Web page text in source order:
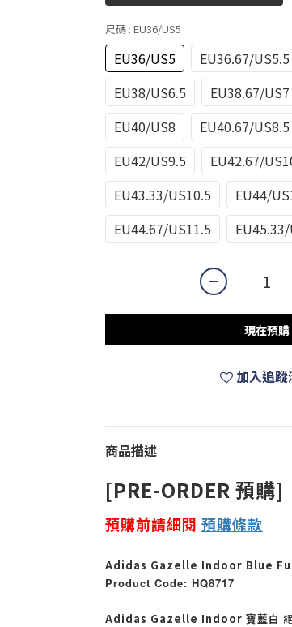
尺碼 : EU36/US5
EU36/US5 EU36.67/US5.5
EU38/US6.5
EU38.67/US7
EU40/US8
EU40.67/US8.5
EU42/US9.5
EU42.67/
EU43.33/US10.5
EU44/
EU44.67/US11.5
現在預購
加入追蹤
商品描述
[PRE-ORDER 預購]
預購前請細閱 預購條款
Adidas Gazelle Indoor Blue
Product Code: HQ8717
Adidas Gazelle Indoor 寶藍白